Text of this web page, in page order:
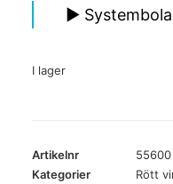
►
I lager
Artikelnr
55600
Kategorier
Rött